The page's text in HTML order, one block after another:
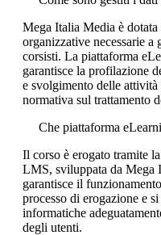
Mega Italia Media è
organizzative necessarie a
corsisti. La piattaforma
garantisce la profilazione
e svolgimento delle
normativa sul trattamento
Che piattaforma
Il corso è erogato tramite
LMS, sviluppata da Mega
garantisce il
processo di erogazione e
informatiche
degli utenti.